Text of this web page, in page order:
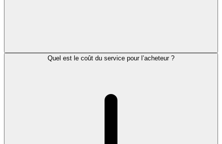
Quel est le coût du service pour l’acheteur ?